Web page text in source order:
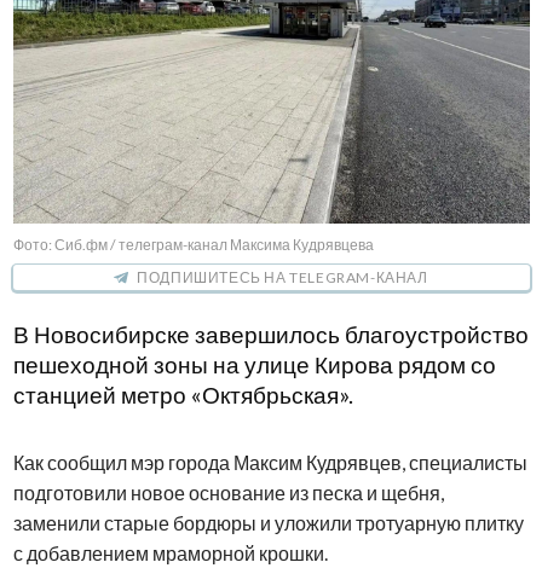
Фото: Сиб.фм / телеграм-канал Максима Кудрявцева
ПОДПИШИТЕСЬ НА TELEGRAM-КАНАЛ
В Новосибирске завершилось благоустройство
пешеходной зоны на улице Кирова рядом со
станцией метро «Октябрьская».
Как сообщил мэр города Максим Кудрявцев, специалисты
подготовили новое основание из песка и щебня,
заменили старые бордюры и уложили тротуарную плитку
с добавлением мраморной крошки.